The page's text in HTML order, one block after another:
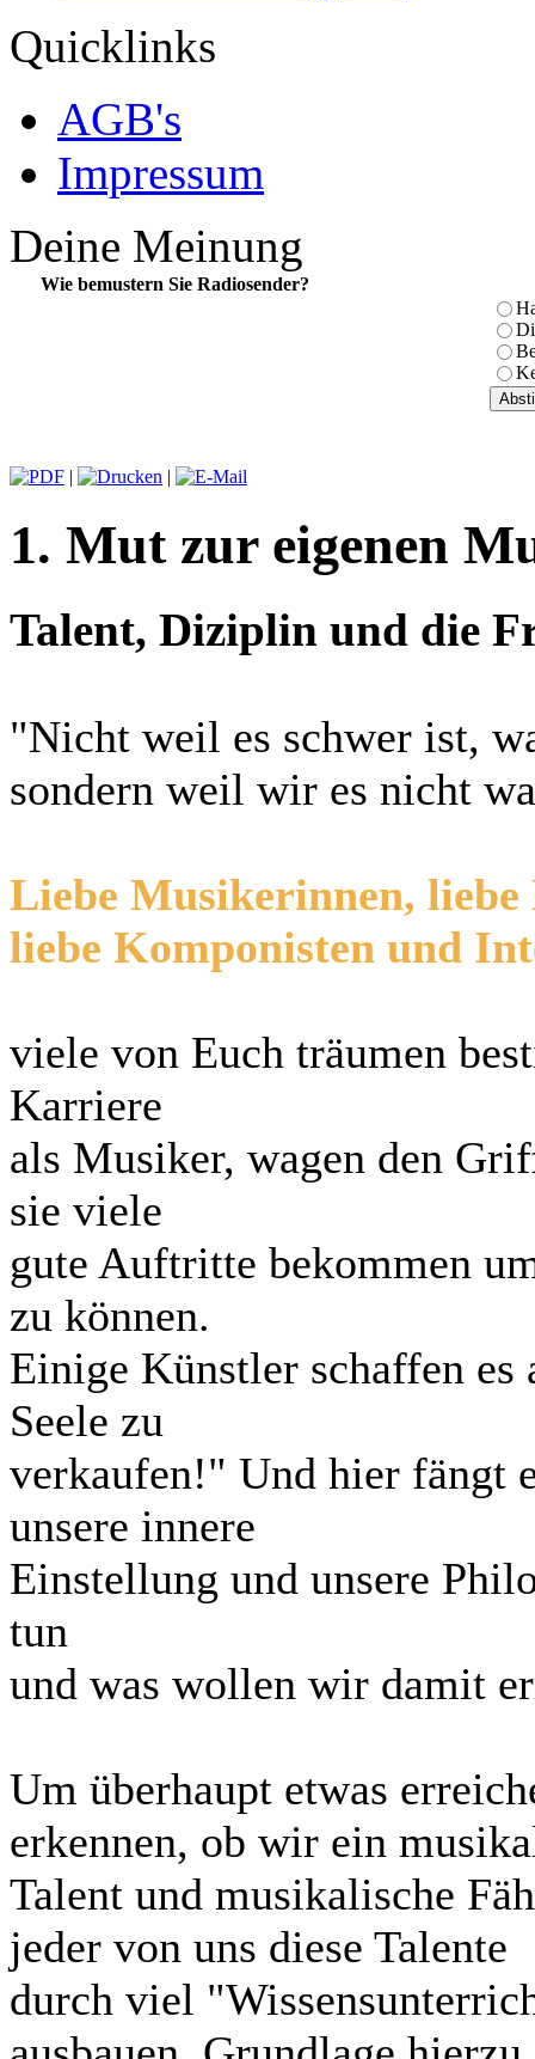
Quicklinks
AGB's
Impressum
Deine Meinung
Wie bemustern Sie Radiosender?
| |
1. Mut zur eigenen
Talent, Diziplin und die
"Nicht weil es schwer ist,
sondern weil wir es nicht
Liebe Musikerinnen, liebe
liebe Komponisten und
viele von Euch träumen
Karriere
als Musiker, wagen den
sie viele
gute Auftritte bekommen
zu können.
Einige Künstler schaffen es
Seele zu
verkaufen!" Und hier fängt
unsere innere
Einstellung und unsere
tun
und was wollen wir damit
Um überhaupt etwas
erkennen, ob wir ein
Talent und musikalische
jeder von uns diese Talente
durch viel